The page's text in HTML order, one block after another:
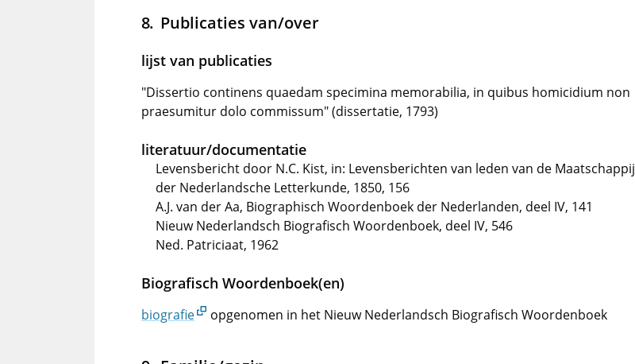
Publicaties van/over
lijst van publicaties
"Dissertio continens quaedam specimina memorabilia, in quibus homicidium non
praesumitur dolo commissum" (dissertatie, 1793)
literatuur/documentatie
Levensbericht door N.C. Kist, in: Levensberichten van leden van de Maatschappij
der Nederlandsche Letterkunde, 1850, 156
A.J. van der Aa, Biographisch Woordenboek der Nederlanden, deel IV, 141
Nieuw Nederlandsch Biografisch Woordenboek, deel IV, 546
Ned. Patriciaat, 1962
Biografisch Woordenboek(en)
biografie opgenomen in het Nieuw Nederlandsch Biografisch Woordenboek